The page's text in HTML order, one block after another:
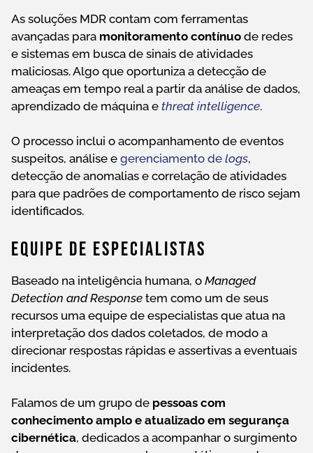
As soluções MDR contam com ferramentas
avançadas para monitoramento contínuo de redes
e sistemas em busca de sinais de atividades
maliciosas. Algo que oportuniza a detecção de
ameaças em tempo real a partir da análise de dados,
aprendizado de máquina e threat intelligence.
O processo inclui o acompanhamento de eventos
suspeitos, análise e gerenciamento de logs,
detecção de anomalias e correlação de atividades
para que padrões de comportamento de risco sejam
identificados.
Equipe De Especialistas
Baseado na inteligência humana, o Managed
Detection and Response tem como um de seus
recursos uma equipe de especialistas que atua na
interpretação dos dados coletados, de modo a
direcionar respostas rápidas e assertivas a eventuais
incidentes.
Falamos de um grupo de pessoas com
conhecimento amplo e atualizado em segurança
cibernética, dedicados a acompanhar o surgimento